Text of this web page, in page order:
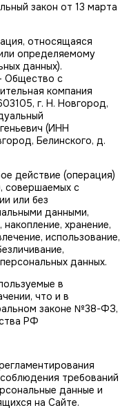
закон от 13 марта
относящаяся
определяемому
данных).
Общество с
компания
г. Н. Новгород,
(ИНН
Белинского, д.
действие (операция)
совершаемых с
или без
данными,
хранение,
использование,
данных.
в
что и в
законе №38-ФЗ,
РФ
требований
данные и
на Сайте.